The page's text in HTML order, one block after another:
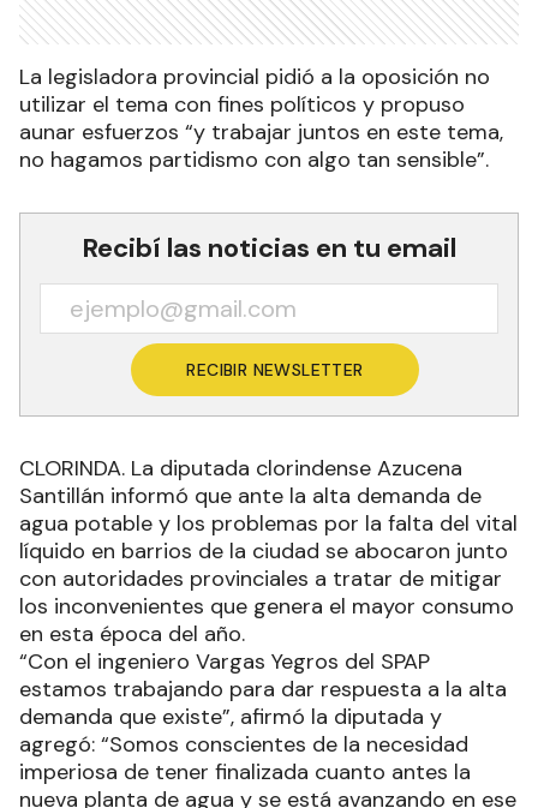
La legisladora provincial pidió a la oposición no
utilizar el tema con fines políticos y propuso
aunar esfuerzos “y trabajar juntos en este tema,
no hagamos partidismo con algo tan sensible”.
Recibí las noticias en tu email
RECIBIR NEWSLETTER
CLORINDA. La diputada clorindense Azucena
Santillán informó que ante la alta demanda de
agua potable y los problemas por la falta del vital
líquido en barrios de la ciudad se abocaron junto
con autoridades provinciales a tratar de mitigar
los inconvenientes que genera el mayor consumo
en esta época del año.
“Con el ingeniero Vargas Yegros del SPAP
estamos trabajando para dar respuesta a la alta
demanda que existe”, afirmó la diputada y
agregó: “Somos conscientes de la necesidad
imperiosa de tener finalizada cuanto antes la
nueva planta de agua y se está avanzando en ese